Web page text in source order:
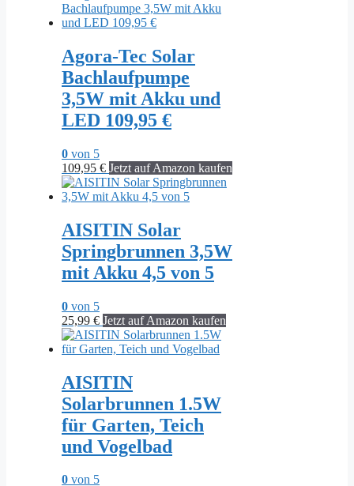
Agora-Tec Solar
Bachlaufpumpe
3,5W mit Akku und
LED 109,95 €
0 von 5
109,95 € Jetzt auf Amazon kaufen
AISITIN Solar
Springbrunnen 3,5W
mit Akku 4,5 von 5
0 von 5
25,99 € Jetzt auf Amazon kaufen
AISITIN
Solarbrunnen 1.5W
für Garten, Teich
und Vogelbad
0 von 5